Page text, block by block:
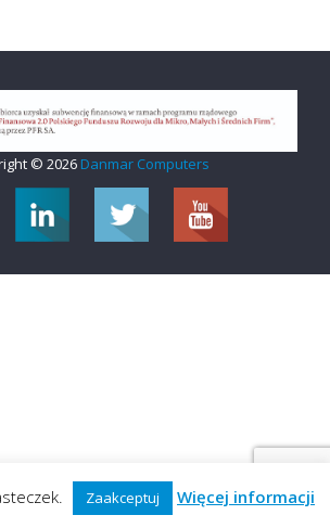
© 2026 Danmar Computers
Zaakceptuj Więcej informacji